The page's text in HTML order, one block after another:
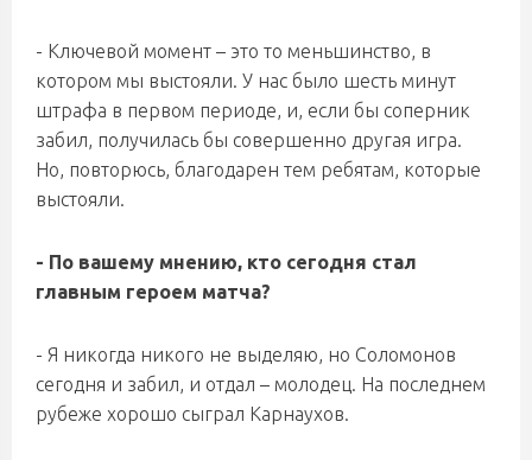
- Ключевой момент – это то меньшинство, в
котором мы выстояли. У нас было шесть минут
штрафа в первом периоде, и, если бы соперник
забил, получилась бы совершенно другая игра.
Но, повторюсь, благодарен тем ребятам, которые
выстояли.
- По вашему мнению, кто сегодня стал
главным героем матча?
- Я никогда никого не выделяю, но Соломонов
сегодня и забил, и отдал – молодец. На последнем
рубеже хорошо сыграл Карнаухов.